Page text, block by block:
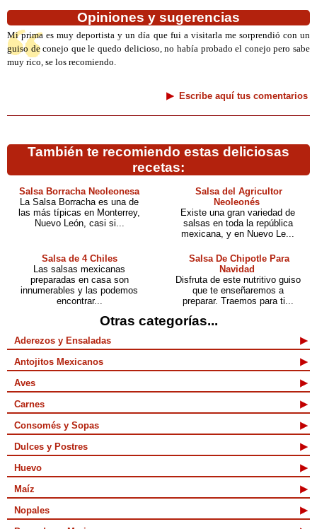
Opiniones y sugerencias
Mi prima es muy deportista y un día que fui a visitarla me sorprendió con un
guiso de conejo que le quedo delicioso, no había probado el conejo pero sabe
muy rico, se los recomiendo.
Escribe aquí tus comentarios
También te recomiendo estas deliciosas
recetas:
Salsa Borracha Neoleonesa
La Salsa Borracha es una de
las más típicas en Monterrey,
Nuevo León, casi si...
Salsa del Agricultor
Neoleonés
Existe una gran variedad de
salsas en toda la república
mexicana, y en Nuevo Le...
Salsa de 4 Chiles
Las salsas mexicanas
preparadas en casa son
innumerables y las podemos
encontrar...
Salsa De Chipotle Para
Navidad
Disfruta de este nutritivo guiso
que te enseñaremos a
preparar. Traemos para ti...
Otras categorías...
Aderezos y Ensaladas
Antojitos Mexicanos
Aves
Carnes
Consomés y Sopas
Dulces y Postres
Huevo
Maíz
Nopales